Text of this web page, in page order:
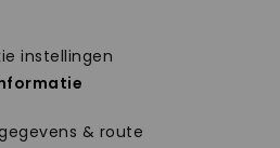
instellingen
& route